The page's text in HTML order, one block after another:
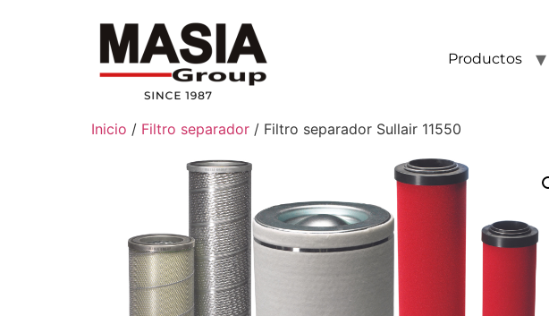
Productos
Inicio / Filtro separador / Filtro separador Sullair 11550